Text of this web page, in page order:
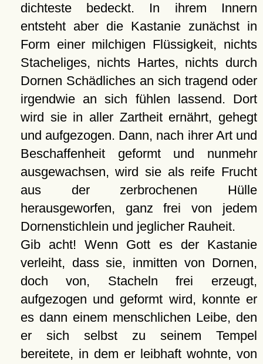
dichteste bedeckt. In ihrem Innern
entsteht aber die Kastanie zunächst in
Form einer milchigen Flüssigkeit, nichts
Stacheliges, nichts Hartes, nichts durch
Dornen Schädliches an sich tragend oder
irgendwie an sich fühlen lassend. Dort
wird sie in aller Zartheit ernährt, gehegt
und aufgezogen. Dann, nach ihrer Art und
Beschaffenheit geformt und nunmehr
ausgewachsen, wird sie als reife Frucht
aus der zerbrochenen Hülle
herausgeworfen, ganz frei von jedem
Dornenstichlein und jeglicher Rauheit.
Gib acht! Wenn Gott es der Kastanie
verleiht, dass sie, inmitten von Dornen,
doch von, Stacheln frei erzeugt,
aufgezogen und geformt wird, konnte er
es dann einem menschlichen Leibe, den
er sich selbst zu seinem Tempel
bereitete, in dem er leibhaft wohnte, von